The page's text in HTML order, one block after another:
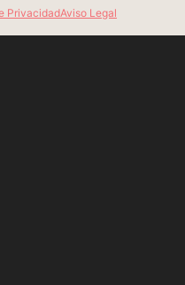
PrivacidadAviso Legal